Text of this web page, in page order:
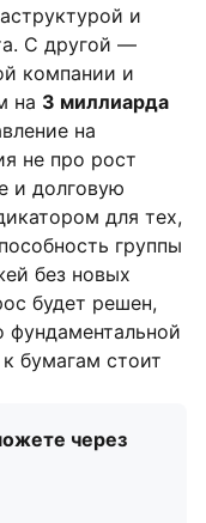
и
С другой —
компании и
на 3 миллиарда
на
не про рост
и долговую
для тех,
группы
без новых
будет решен,
бумагам стоит
через